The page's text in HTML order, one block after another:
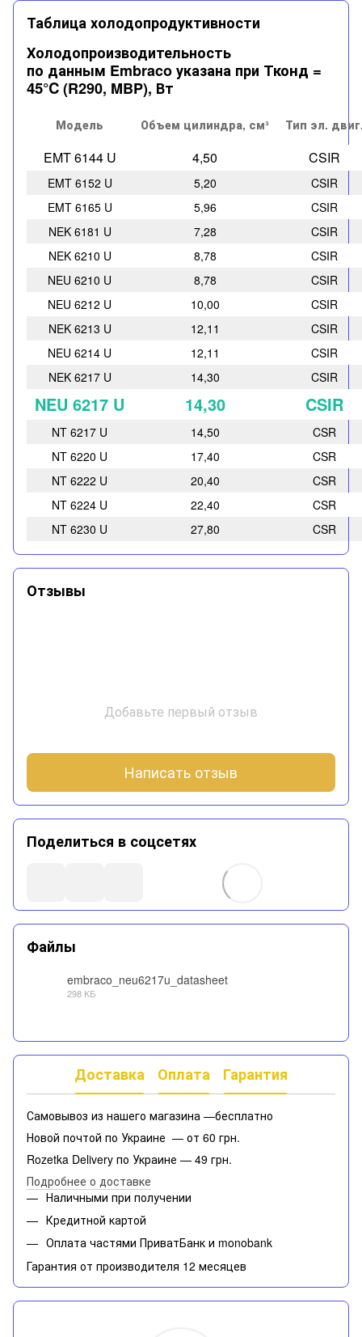
Таблица холодопродуктивности
Холодопроизводительность
по данным Embraco указана при Тконд =
45°C(R290, MBP), Вт
Модель Объем цилиндра, см³ Тип эл.
EMT 6144 U 4,50 CSIR
EMT 6152 U 5,20
CSIR
EMT 6165 U
5,96
CSIR
NEK 6181 U
7,28
CSIR
NEK 6210 U
8,78
CSIR
NEU 6210 U
8,78
CSIR
NEU 6212 U
10,00
CSIR
NEK 6213 U
12,11
CSIR
NEU 6214 U
12,11
CSIR
NEK 6217 U
14,30 CSIR
NEU 6217 U 14,30 CSIR
NT 6217 U 14,50
CSR
NT 6220 U
17,40
CSR
NT 6222 U
20,40
CSR
NT 6224 U
22,40
CSR
NT 6230 U
27,80 CSR
Отзывы
Добавьте первый отзыв
Написать отзыв
Поделиться в соцсетях
Файлы
embraco_neu6217u_datasheet
298 КБ
Доставка Оплата Гарантия
Самовывоз из нашего магазина —бесплатно
Новой почтой по Украине — от 60 грн.
Rozetka Delivery по Украине — 49 грн.
Подробнее о доставке
Наличными при получении
Кредитной картой
Оплата частями ПриватБанк и monobank
Гарантия от производителя 12 месяцев